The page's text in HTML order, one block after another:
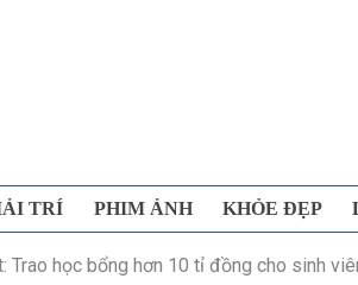
TRÍ PHIM ẢNH KHỎE ĐẸP
Trao học bổng hơn 10 tỉ đồng cho sinh